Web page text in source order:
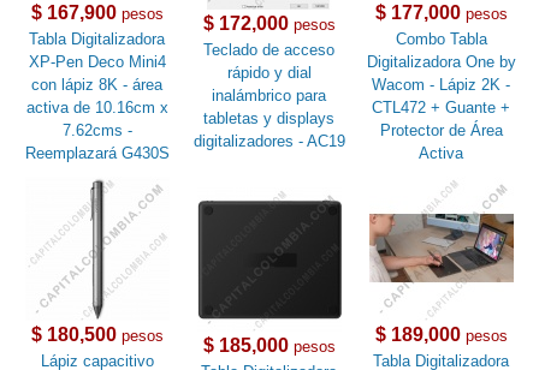
$ 167,900pesos
Tabla Digitalizadora
XP-Pen Deco Mini4
con lápiz 8K - área
activa de 10.16cm x
7.62cms -
Reemplazará G430S
$ 172,000pesos
Teclado de acceso
rápido y dial
inalámbrico para
tabletas y displays
digitalizadores - AC19
$ 177,000pesos
Combo Tabla
Digitalizadora One by
Wacom - Lápiz 2K -
CTL472 + Guante +
Protector de Área
Activa
$ 180,500pesos
Lápiz capacitivo
$ 185,000pesos
$ 189,000pesos
Tabla Digitalizadora